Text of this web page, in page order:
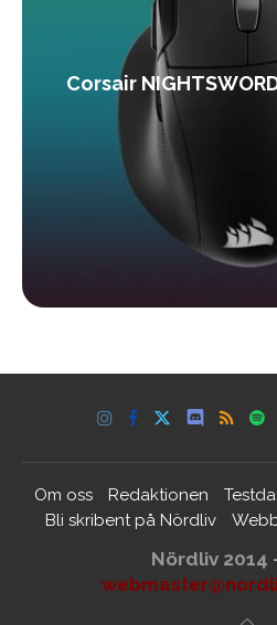
Corsair
Om oss Redaktionen
Bli skribent på Nördliv
Nördliv 2014